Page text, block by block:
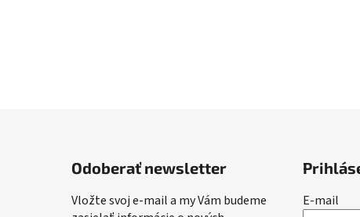
Odoberať newsletter
Vložte svoj e-mail a my Vám budeme
E-mail